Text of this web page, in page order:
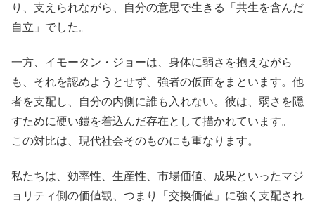
り、支えられながら、自分の意思で生きる「共生を含んだ
自立」でした。
一方、イモータン・ジョーは、身体に弱さを抱えながら
も、それを認めようとせず、強者の仮面をまといます。他
者を支配し、自分の内側に誰も入れない。彼は、弱さを隠
すために硬い鎧を着込んだ存在として描かれています。
この対比は、現代社会そのものにも重なります。
私たちは、効率性、生産性、市場価値、成果といったマジ
ョリティ側の価値観、つまり「交換価値」に強く支配され